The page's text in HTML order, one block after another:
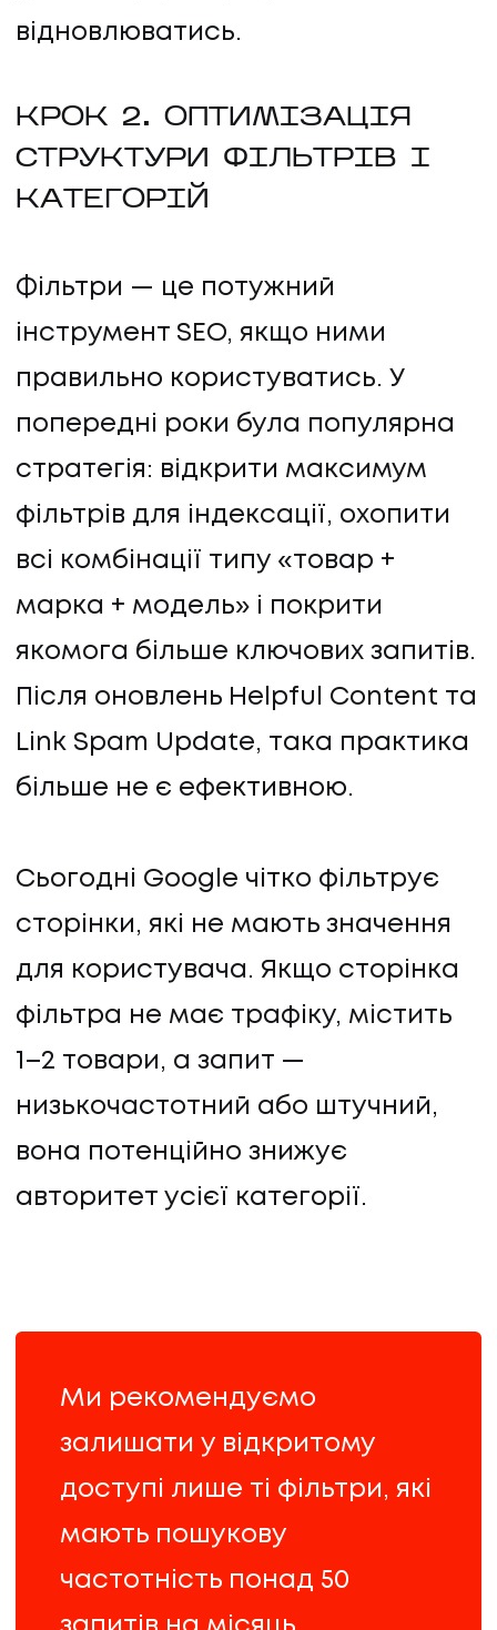
відновлюватись.
КРОК 2. ОПТИМІЗАЦІЯ
СТРУКТУРИ ФІЛЬТРІВ І
КАТЕГОРІЙ
Фільтри — це потужний
інструмент SEO, якщо ними
правильно користуватись. У
попередні роки була популярна
стратегія: відкрити максимум
фільтрів для індексації, охопити
всі комбінації типу «товар +
марка + модель» і покрити
якомога більше ключових запитів.
Після оновлень Helpful Content та
Link Spam Update, така практика
більше не є ефективною.
Сьогодні Google чітко фільтрує
сторінки, які не мають значення
для користувача. Якщо сторінка
фільтра не має трафіку, містить
1–2 товари, а запит —
низькочастотний або штучний,
вона потенційно знижує
авторитет усієї категорії.
Ми рекомендуємо
залишати у відкритому
доступі лише ті фільтри, які
мають пошукову
частотність понад 50